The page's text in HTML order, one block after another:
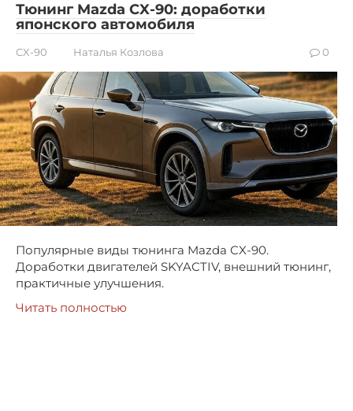
Тюнинг Mazda CX-90: доработки
японского автомобиля
CX-90 Наталья Козлова 0
Популярные виды тюнинга Mazda CX-90.
Доработки двигателей SKYACTIV, внешний тюнинг,
практичные улучшения.
Читать полностью